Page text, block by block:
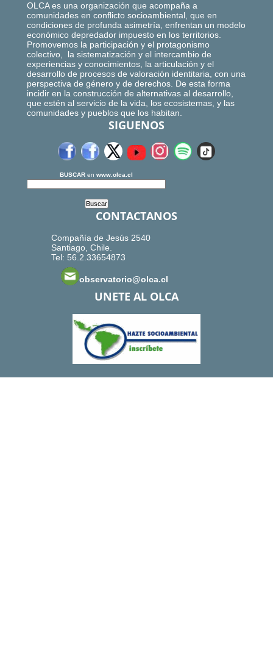
OLCA es una organización que acompaña a
comunidades en conflicto socioambiental, que en
condiciones de profunda asimetría, enfrentan un modelo
económico depredador impuesto en los territorios.
Promovemos la participación y el protagonismo
colectivo, la sistematización y el intercambio de
experiencias y conocimientos, la articulación y el
desarrollo de procesos de valoración identitaria, con una
perspectiva de género y de derechos. De esta forma
incidir en la construcción de alternativas al desarrollo,
que estén al servicio de la vida, los ecosistemas, y las
comunidades y pueblos que los habitan.
SIGUENOS
BUSCAR en www.olca.cl
CONTACTANOS
Compañía de Jesús 2540
Santiago, Chile.
Tel: 56.2.33654873
observatorio@olca.cl
UNETE AL OLCA